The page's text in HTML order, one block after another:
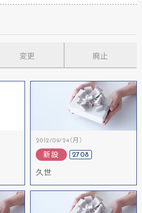
変更 廃止
2012/09/24（月）
新設 2708
久世